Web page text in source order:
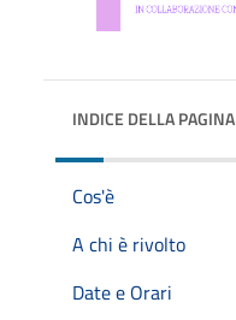
INDICE DELLA PAGINA
Cos'è
A chi è rivolto
Date e Orari